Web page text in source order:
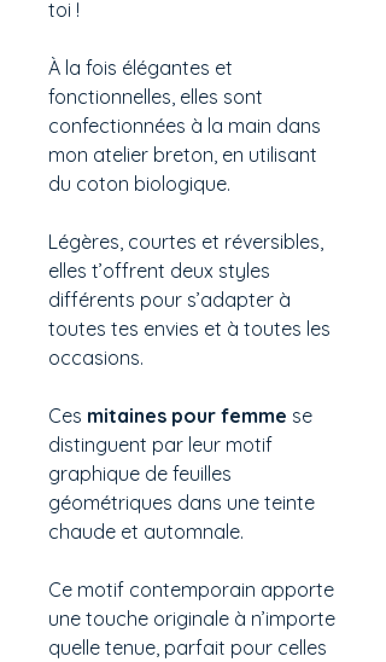
toi !
À la fois élégantes et
fonctionnelles, elles sont
confectionnées à la main dans
mon atelier breton, en utilisant
du coton biologique.
Légères, courtes et réversibles,
elles t’offrent deux styles
différents pour s’adapter à
toutes tes envies et à toutes les
occasions.
Ces mitaines pour femme se
distinguent par leur motif
graphique de feuilles
géométriques dans une teinte
chaude et automnale.
Ce motif contemporain apporte
une touche originale à n’importe
quelle tenue, parfait pour celles